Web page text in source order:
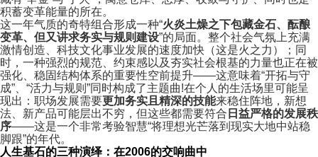
积蓄变革能量的所在。
这一年气质的奇特组合形成一种“火炎土燥之下包藏金石、酝酿
变革、但又讲求务实与规则建设”的局面。整个社会气氛上充满
激情创造、科技文化事业发展的速度加快（这是火之力）；同
时，一种强烈的规范、约束感以及夯实社会根基的力量也正在被
强化、稳固结构体系的重要性空前提升——这意味着“开拓与守
成”、“活力与规则”同时构成了主题曲!在个人的生活场里可能呈
现出：职场发展需要更加务实且精深的技能来稳住阵地，新想
法、新产品可能层出不穷，但这些都需要符合 日益严格的发展秩
序——这是一个非常考验智慧“将理想光芒落到现实大地中站稳
脚跟”的年代。
人生基石的三种演绎：在2006的交响曲中